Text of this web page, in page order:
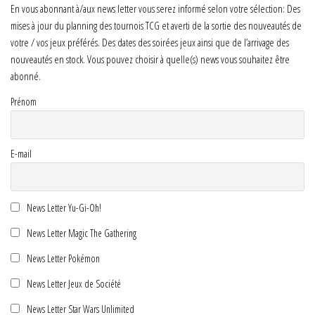
En vous abonnant à/aux news letter vous serez informé selon votre sélection: Des
mises à jour du planning des tournois TCG et averti de la sortie des nouveautés de
votre / vos jeux préférés. Des dates des soirées jeux ainsi que de l’arrivage des
nouveautés en stock. Vous pouvez choisir à quelle(s) news vous souhaitez être
abonné.
Prénom
E-mail
News Letter Yu-Gi-Oh!
News Letter Magic The Gathering
News Letter Pokémon
News Letter Jeux de Société
News Letter Star Wars Unlimited